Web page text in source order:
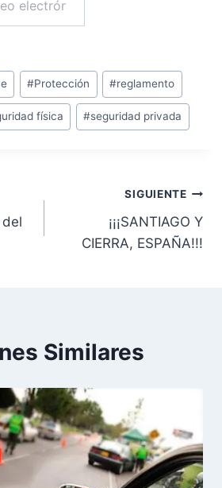
#Protección #reglamento
física #seguridad privada
SIGUIENTE
¡¡¡SANTIAGO Y
CIERRA, ESPAÑA!!!
Similares